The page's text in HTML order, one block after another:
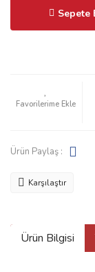
Sepete
Ürün Paylaş :
Karşılaştır
Ürün Bilgisi